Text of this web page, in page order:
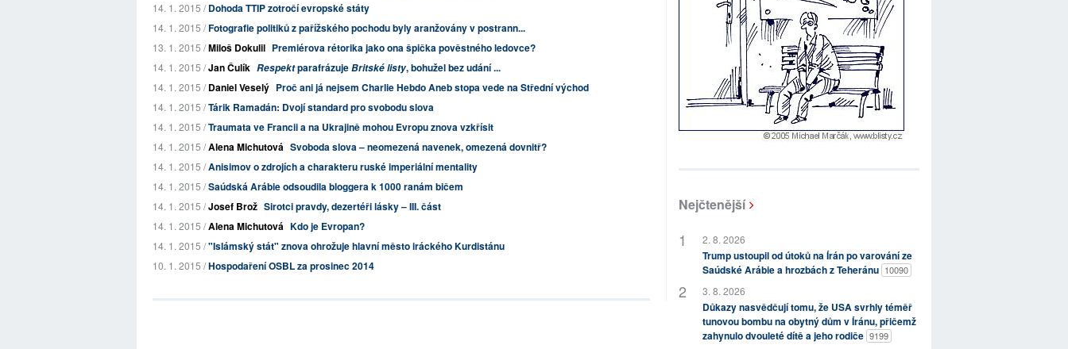
14. 1. 2015 /Dohoda TTIP zotročí evropské státy
14. 1. 2015 /Fotografie politiků z pařížského pochodu byly aranžovány v postrann...
13. 1. 2015 /Miloš Dokulil Premiérova rétorika jako ona špička pověstného ledovce?
14. 1. 2015 /Jan Čulík RespektparafrázujeBritské listy, bohužel bez udání ...
14. 1. 2015 /Daniel Veselý Proč ani já nejsem Charlie Hebdo Aneb stopa vede na Střední východ
14. 1. 2015 /Tárik Ramadán: Dvojí standard pro svobodu slova
14. 1. 2015 /Traumata ve Francii a na Ukrajině mohou Evropu znova vzkřísit
14. 1. 2015 /Alena Michutová Svoboda slova – neomezená navenek, omezená dovnitř?
14. 1. 2015 /Anisimov o zdrojích a charakteru ruské imperiální mentality
14. 1. 2015 /Saúdská Arábie odsoudila bloggera k 1000 ranám bičem
14. 1. 2015 /Josef Brož Sirotci pravdy, dezertéři lásky – III. část
14. 1. 2015 /Alena Michutová Kdo je Evropan?
14. 1. 2015 /"Islámský stát" znova ohrožuje hlavní město iráckého Kurdistánu
10. 1. 2015 /Hospodaření OSBL za prosinec 2014
Nejčtenější
2. 8. 2026
Trump ustoupil od útoků na Írán po varování ze
Saúdské Arábie a hrozbách z Teheránu 10090
3. 8. 2026
Důkazy nasvědčují tomu, že USA svrhly téměř
tunovou bombu na obytný dům v Íránu, přičemž
zahynulo dvouleté dítě a jeho rodiče 9199